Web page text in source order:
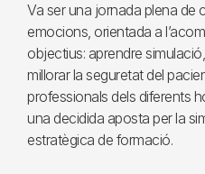
Va ser una jornada plena de
emocions, orientada a
objectius: aprendre
millorar la seguretat del
professionals dels diferents
una decidida aposta per la
estratègica de formació.